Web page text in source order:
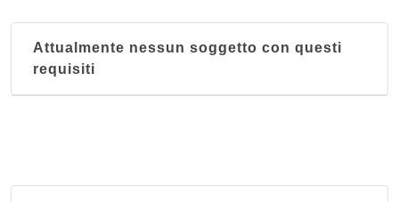
Attualmente nessun soggetto con questi
requisiti